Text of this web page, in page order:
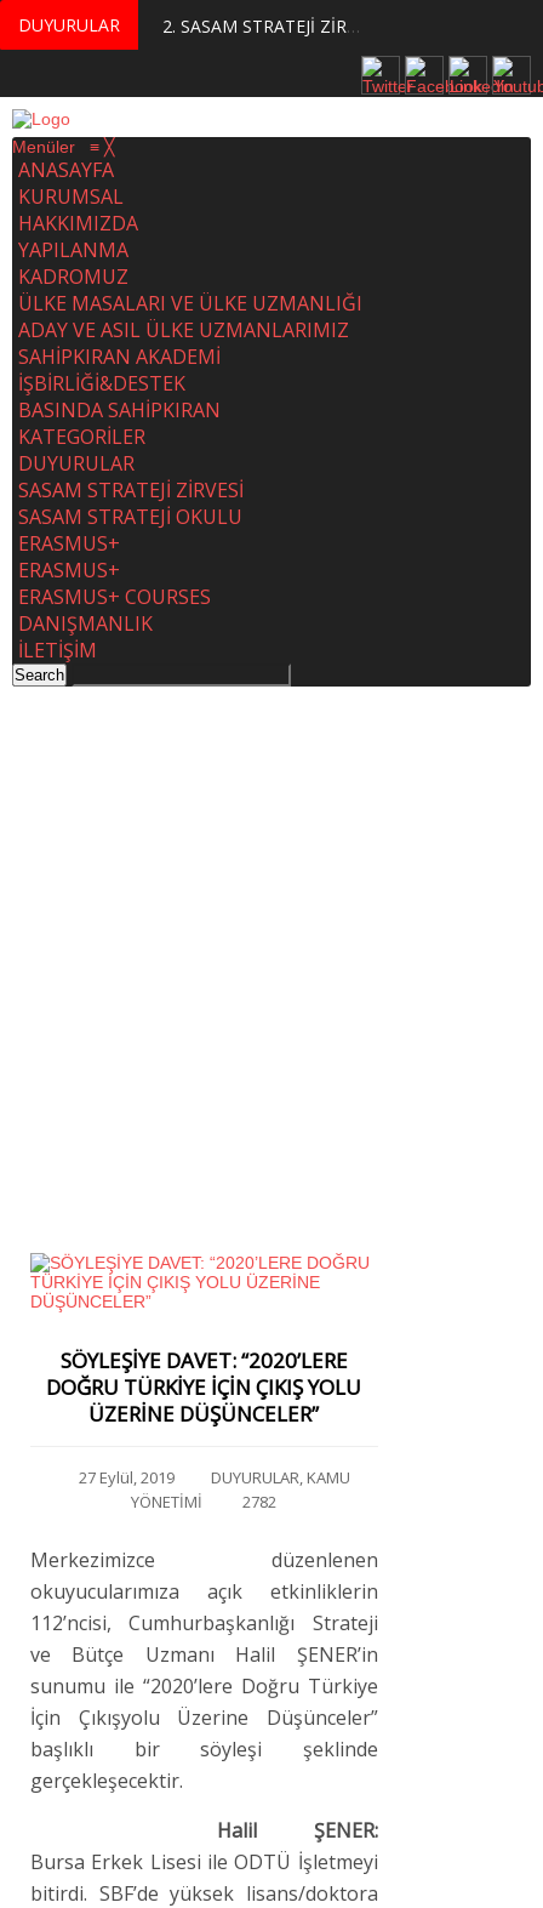
DUYURULAR
MERKEZİMİZ BÜNYESİNDE YETİŞTİRİLMEK ÜZERE GÖNÜLLÜ ÜLKE MASASI UZMANI VE UZMAN ADAYLARI ARIYORUZ 2. SASAM STRATEJİ ZİRVESİ KATILIMCILARI BELLİ OLDU
Menüler ≡ ╳
ANASAYFA
KURUMSAL
HAKKIMIZDA
YAPILANMA
KADROMUZ
ÜLKE MASALARI VE ÜLKE UZMANLIĞI
ADAY VE ASIL ÜLKE UZMANLARIMIZ
SAHİPKIRAN AKADEMİ
İŞBİRLİĞİ&DESTEK
BASINDA SAHİPKIRAN
KATEGORİLER
DUYURULAR
SASAM STRATEJİ ZİRVESİ
SASAM STRATEJİ OKULU
ERASMUS+
ERASMUS+
ERASMUS+ COURSES
DANIŞMANLIK
İLETİŞİM
SÖYLEŞİYE DAVET: “2020’LERE
DOĞRU TÜRKİYE İÇİN ÇIKIŞ YOLU
ÜZERİNE DÜŞÜNCELER”
27 Eylül, 2019 DUYURULAR, KAMU
YÖNETİMİ
2782
Merkezimizce düzenlenen
okuyucularımıza açık etkinliklerin
112’ncisi, Cumhurbaşkanlığı Strateji
ve Bütçe Uzmanı Halil ŞENER’in
sunumu ile “2020’lere Doğru Türkiye
İçin Çıkışyolu Üzerine Düşünceler”
başlıklı bir söyleşi şeklinde
gerçekleşecektir.
Halil ŞENER:
Bursa Erkek Lisesi ile ODTÜ İşletmeyi
bitirdi. SBF’de yüksek lisans/doktora